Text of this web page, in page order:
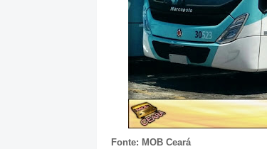
Fonte: MOB Ceará